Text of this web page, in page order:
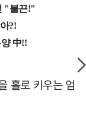
홀로 키우는 엄